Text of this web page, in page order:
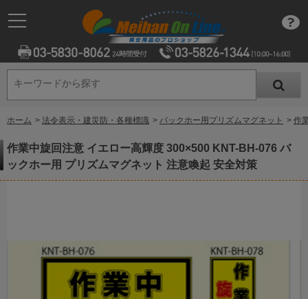
キーワードから探す
キーワードから探す
ホーム > 法令表示・建災防・各種標識 > バックホー用プリズムマグネット > 作
作業中旋回注意 イエロー高輝度 300×500 KNT-BH-076 バ
ックホー用 プリズムマグネット 注意喚起 安全対策